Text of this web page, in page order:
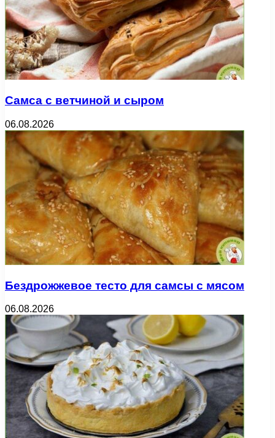
Самса с ветчиной и сыром
06.08.2026
Бездрожжевое тесто для самсы с мясом
06.08.2026